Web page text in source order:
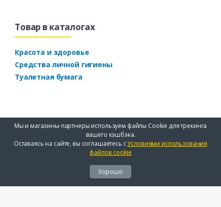
Товар в каталогах
Красота и здоровье
Средства личной гигиены
Туалетная бумага
Мы и магазины-партнеры используем файлы Cookie для трекинга
вашего кэшбэка.
Оставаясь на сайте, вы соглашаетесь сУсловиями использования
файлов cookie
Хорошо